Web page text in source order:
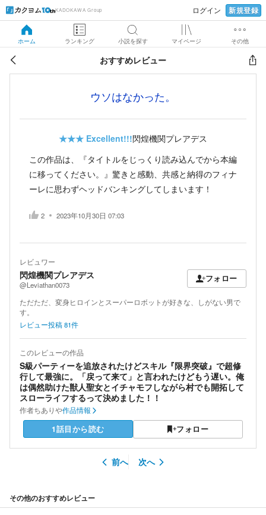
KADOKAWA Group ログイン 新規登録
ホーム ランキング 小説を探す マイページ その他
おすすめレビュー
ウソはなかった。
★★★ Excellent!!!閃煌機関プレアデス
この作品は、『タイトルをじっくり読み込んでから本編
に移ってください。』驚きと感動、共感と納得のフィナ
ーレに思わずヘッドバンキングしてしまいます！
2 2023年10月30日 07:03
レビュワー
閃煌機関プレアデス
@Leviathan0073
フォロー
ただただ、変身ヒロインとスーパーロボットが好きな、しがない男で
す。
レビュー投稿81件
このレビューの作品
S級パーティーを追放されたけどスキル『限界突破』で超修
行して最強に。「戻って来て」と言われたけどもう遅い。俺
は偶然助けた獣人聖女とイチャモフしながら村でも開拓して
スローライフするって決めました！！
作者ちありや作品情報
1話目から読む フォロー
前へ 次へ
その他のおすすめレビュー